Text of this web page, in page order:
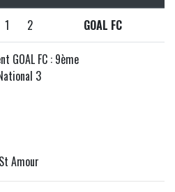
1 2 GOAL FC
GOAL FC : 9ème
3
St Amour